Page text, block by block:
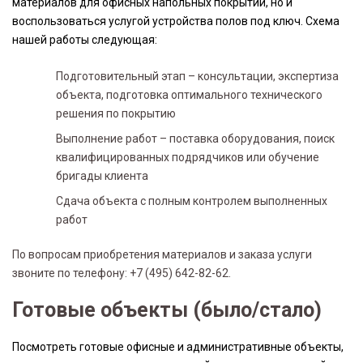
воспользоваться услугой устройства полов под ключ. Схема
нашей работы следующая:
Подготовительный этап – консультации, экспертиза
объекта, подготовка оптимального технического
решения по покрытию
Выполнение работ – поставка оборудования, поиск
квалифицированных подрядчиков или обучение
бригады клиента
Сдача объекта с полным контролем выполненных
работ
По вопросам приобретения материалов и заказа услуги
звоните по телефону: +7 (495) 642-82-62.
Готовые объекты (было/стало)
Посмотреть готовые офисные и административные объекты,